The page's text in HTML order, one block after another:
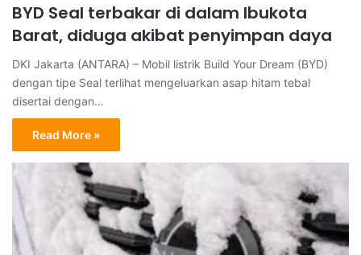
BYD Seal terbakar di dalam Ibukota
Barat, diduga akibat penyimpan daya
DKI Jakarta (ANTARA) – Mobil listrik Build Your Dream (BYD)
dengan tipe Seal terlihat mengeluarkan asap hitam tebal
disertai dengan…
Read More »